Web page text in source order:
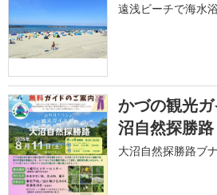
遠浅ビーチで海水浴
かづの観光
沼自然探勝路
大沼自然探勝路ブ